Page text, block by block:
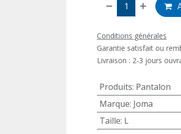
Conditions générales
Garantie satisfait ou
Livraison : 2-3 jours
Produits: Pantalon
Marque: Joma
Taille: L